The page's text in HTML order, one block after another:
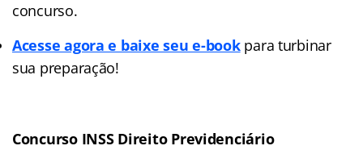
concurso.
Acesse agora e baixe seu e-bookpara turbinar
sua preparação!
Concurso INSS Direito Previdenciário